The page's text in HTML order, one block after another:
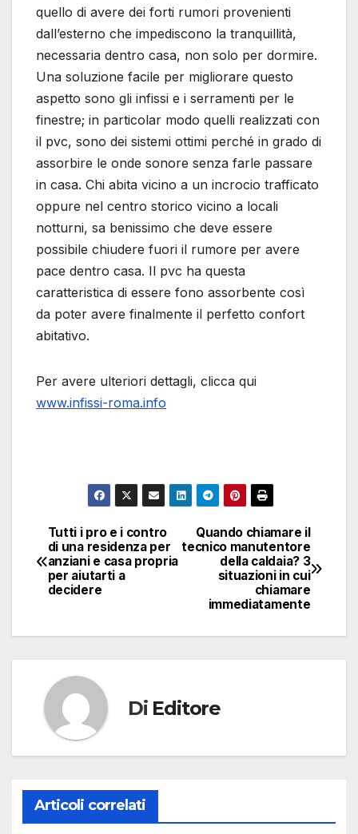
quello di avere dei forti rumori provenienti
dall’esterno che impediscono la tranquillità,
necessaria dentro casa, non solo per dormire.
Una soluzione facile per migliorare questo
aspetto sono gli infissi e i serramenti per le
finestre; in particolar modo quelli realizzati con
il pvc, sono dei sistemi ottimi perché in grado di
assorbire le onde sonore senza farle passare
in casa. Chi abita vicino a un incrocio trafficato
oppure nel centro storico vicino a locali
notturni, sa benissimo che deve essere
possibile chiudere fuori il rumore per avere
pace dentro casa. Il pvc ha questa
caratteristica di essere fono assorbente così
da poter avere finalmente il perfetto confort
abitativo.
Per avere ulteriori dettagli, clicca qui
www.infissi-roma.info
Navigazione
articoli
Quando chiamare il
tecnico manutentore
della caldaia? 3
situazioni in cui
chiamare
immediatamente
Tutti i pro e i contro
di una residenza per
anziani e casa propria
per aiutarti a
decidere
Di Editore
Articoli correlati